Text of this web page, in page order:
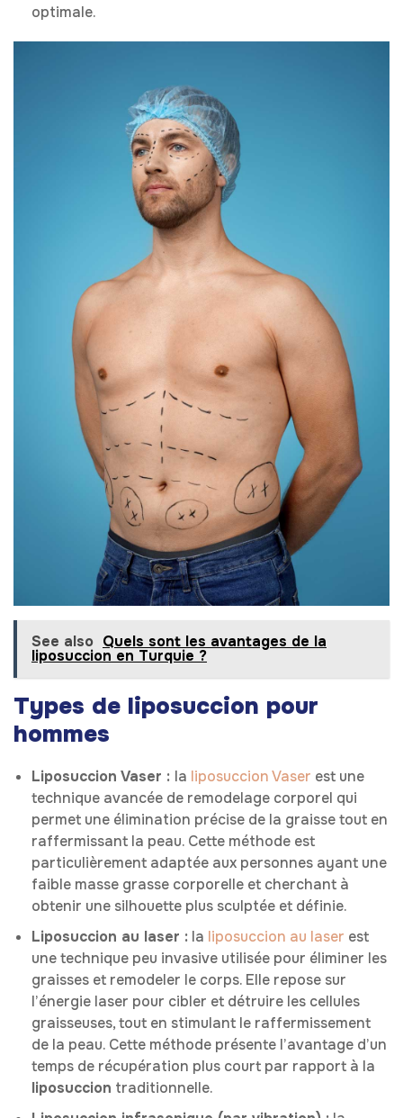
optimale.
See also Quels sont les avantages de la
liposuccion en Turquie ?
Types de liposuccion pour
hommes
Liposuccion Vaser : la liposuccion Vaser est une
technique avancée de remodelage corporel qui
permet une élimination précise de la graisse tout en
raffermissant la peau. Cette méthode est
particulièrement adaptée aux personnes ayant une
faible masse grasse corporelle et cherchant à
obtenir une silhouette plus sculptée et définie.
Liposuccion au laser : la liposuccion au laser est
une technique peu invasive utilisée pour éliminer les
graisses et remodeler le corps. Elle repose sur
l’énergie laser pour cibler et détruire les cellules
graisseuses, tout en stimulant le raffermissement
de la peau. Cette méthode présente l’avantage d’un
temps de récupération plus court par rapport à la
liposuccion traditionnelle.